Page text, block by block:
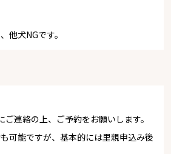
他犬NGです。
連絡の上、ご予約をお願いします。
可能ですが、基本的には里親申込み後